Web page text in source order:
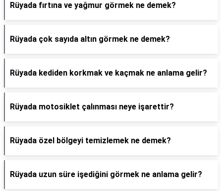
Rüyada fırtına ve yağmur görmek ne demek?
Rüyada çok sayıda altın görmek ne demek?
Rüyada kediden korkmak ve kaçmak ne anlama gelir?
Rüyada motosiklet çalınması neye işarettir?
Rüyada özel bölgeyi temizlemek ne demek?
Rüyada uzun süre işediğini görmek ne anlama gelir?